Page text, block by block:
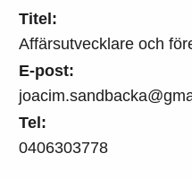
Titel:
Affärsutvecklare och
E-post:
Tel:
0406303778